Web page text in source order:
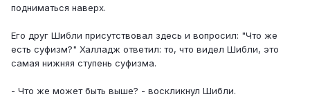
подниматься наверх.
Его друг Шибли присутствовал здесь и вопросил: "Что же
есть суфизм?" Халладж ответил: то, что видел Шибли, это
самая нижняя ступень суфизма.
- Что же может быть выше? - воскликнул Шибли.